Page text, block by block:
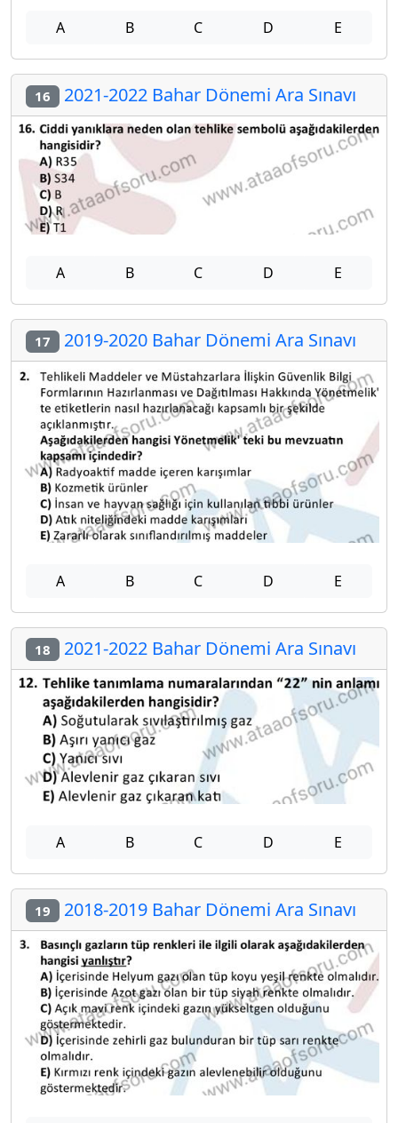
A B C D E
16 2021-2022 Bahar Dönemi Ara Sınavı
A B C D E
17 2019-2020 Bahar Dönemi Ara Sınavı
A B C D E
18 2021-2022 Bahar Dönemi Ara Sınavı
A B C D E
19 2018-2019 Bahar Dönemi Ara Sınavı